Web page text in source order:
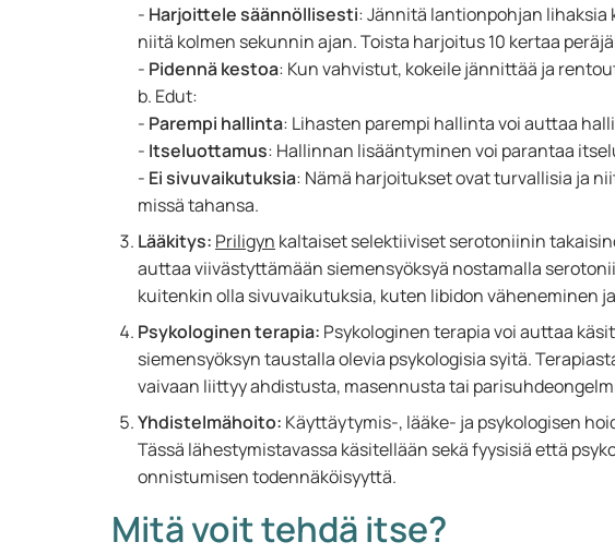
- Harjoittele säännöllisesti: Jännitä lantionpohjan
niitä kolmen sekunnin ajan. Toista harjoitus 10 kertaa
- Pidennä kestoa: Kun vahvistut, kokeile jännittää ja
b. Edut:
- Parempi hallinta: Lihasten parempi hallinta voi auttaa
- Itseluottamus: Hallinnan lisääntyminen voi parantaa
- Ei sivuvaikutuksia: Nämä harjoitukset ovat turvallisia ja
missä tahansa.
Lääkitys: Priligyn kaltaiset selektiiviset serotoniinin
auttaa viivästyttämään siemensyöksyä nostamalla
kuitenkin olla sivuvaikutuksia, kuten libidon väheneminen ja
Psykologinen terapia: Psykologinen terapia voi auttaa
siemensyöksyn taustalla olevia psykologisia syitä.
vaivaan liittyy ahdistusta, masennusta tai
Yhdistelmähoito: Käyttäytymis-, lääke- ja psykologisen
Tässä lähestymistavassa käsitellään sekä fyysisiä että
onnistumisen todennäköisyyttä.
Mitä voit tehdä itse?